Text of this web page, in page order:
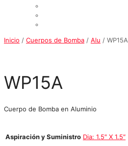
Inicio / Cuerpos de Bomba / Alu / WP15A
WP15A
Cuerpo de Bomba en Aluminio
Aspiración y Suministro Dia: 1.5″ X 1.5″